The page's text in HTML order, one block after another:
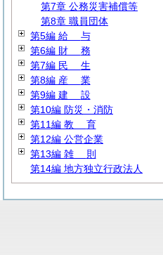
第7章 公務災害補償等
第8章 職員団体
第5編 給 与
第6編 財 務
第7編 民 生
第8編 産 業
第9編 建 設
第10編 防災・消防
第11編 教 育
第12編 公営企業
第13編 雑 則
第14編 地方独立行政法人